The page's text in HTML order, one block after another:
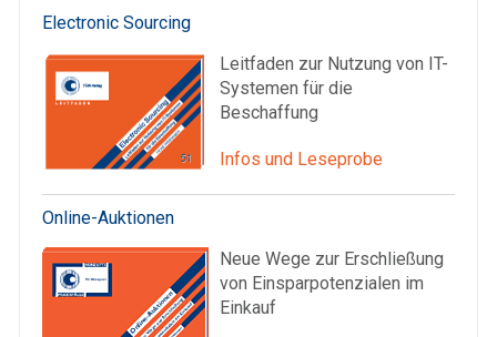
Electronic Sourcing
Leitfaden zur Nutzung von IT-
Systemen für die
Beschaffung
Infos und Leseprobe
Online-Auktionen
Neue Wege zur Erschließung
von Einsparpotenzialen im
Einkauf